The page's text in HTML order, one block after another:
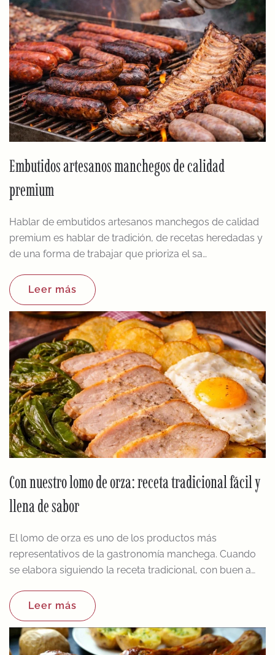
Embutidos artesanos manchegos de calidad
premium
Hablar de embutidos artesanos manchegos de calidad
premium es hablar de tradición, de recetas heredadas y
de una forma de trabajar que prioriza el sa…
Leer más
Con nuestro lomo de orza: receta tradicional fácil y
llena de sabor
El lomo de orza es uno de los productos más
representativos de la gastronomía manchega. Cuando
se elabora siguiendo la receta tradicional, con buen a…
Leer más